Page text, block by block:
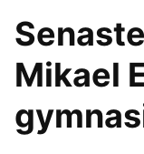
Mikael